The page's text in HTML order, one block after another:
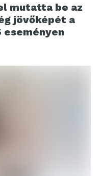
mutatta be az
jövőképét a
eseményen